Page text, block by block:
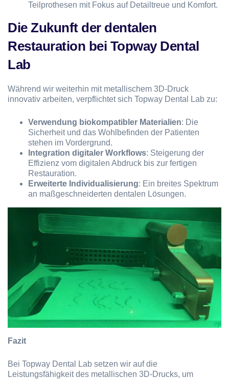
Teilprothesen mit Fokus auf Detailtreue und Komfort.
Die Zukunft der dentalen
Restauration bei Topway Dental
Lab
Während wir weiterhin mit metallischem 3D-Druck
innovativ arbeiten, verpflichtet sich Topway Dental Lab zu:
Verwendung biokompatibler Materialien: Die
Sicherheit und das Wohlbefinden der Patienten
stehen im Vordergrund.
Integration digitaler Workflows: Steigerung der
Effizienz vom digitalen Abdruck bis zur fertigen
Restauration.
Erweiterte Individualisierung: Ein breites Spektrum
an maßgeschneiderten dentalen Lösungen.
Fazit
Bei Topway Dental Lab setzen wir auf die
Leistungsfähigkeit des metallischen 3D-Drucks, um